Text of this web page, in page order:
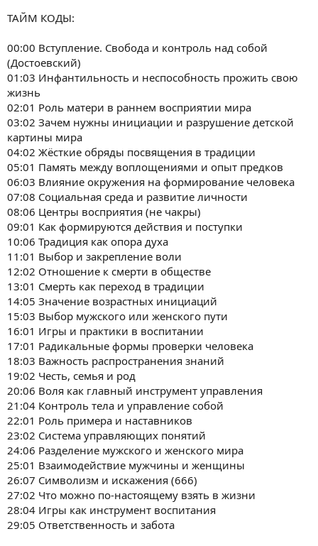
ТАЙМ КОДЫ:
00:00 Вступление. Свобода и контроль над собой
(Достоевский)
01:03 Инфантильность и неспособность прожить свою
жизнь
02:01 Роль матери в раннем восприятии мира
03:02 Зачем нужны инициации и разрушение детской
картины мира
04:02 Жёсткие обряды посвящения в традиции
05:01 Память между воплощениями и опыт предков
06:03 Влияние окружения на формирование человека
07:08 Социальная среда и развитие личности
08:06 Центры восприятия (не чакры)
09:01 Как формируются действия и поступки
10:06 Традиция как опора духа
11:01 Выбор и закрепление воли
12:02 Отношение к смерти в обществе
13:01 Смерть как переход в традиции
14:05 Значение возрастных инициаций
15:03 Выбор мужского или женского пути
16:01 Игры и практики в воспитании
17:01 Радикальные формы проверки человека
18:03 Важность распространения знаний
19:02 Честь, семья и род
20:06 Воля как главный инструмент управления
21:04 Контроль тела и управление собой
22:01 Роль примера и наставников
23:02 Система управляющих понятий
24:06 Разделение мужского и женского мира
25:01 Взаимодействие мужчины и женщины
26:07 Символизм и искажения (666)
27:02 Что можно по-настоящему взять в жизни
28:04 Игры как инструмент воспитания
29:05 Ответственность и забота